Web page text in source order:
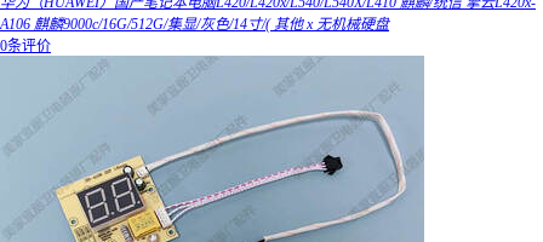
A106 麒麟9000c/16G/512G/集显/灰色/14寸/( 其他 x 无机械硬盘
0条评价